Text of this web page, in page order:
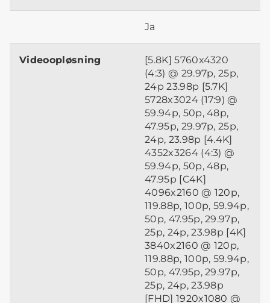
Ja
Videoopløsning
[5.8K] 5760x4320
(4:3) @ 29.97p, 25p,
24p 23.98p [5.7K]
5728x3024 (17:9) @
59.94p, 50p, 48p,
47.95p, 29.97p, 25p,
24p, 23.98p [4.4K]
4352x3264 (4:3) @
59.94p, 50p, 48p,
47.95p [C4K]
4096x2160 @ 120p,
119.88p, 100p, 59.94p,
50p, 47.95p, 29.97p,
25p, 24p, 23.98p [4K]
3840x2160 @ 120p,
119.88p, 100p, 59.94p,
50p, 47.95p, 29.97p,
25p, 24p, 23.98p
[FHD] 1920x1080 @